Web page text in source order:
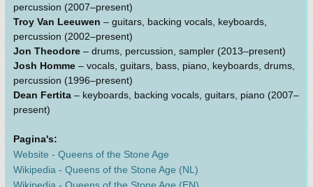
percussion (2007–present)
Troy Van Leeuwen – guitars, backing vocals, keyboards,
percussion (2002–present)
Jon Theodore – drums, percussion, sampler (2013–present)
Josh Homme – vocals, guitars, bass, piano, keyboards, drums,
percussion (1996–present)
Dean Fertita – keyboards, backing vocals, guitars, piano (2007–
present)
Pagina's:
Website - Queens of the Stone Age
Wikipedia - Queens of the Stone Age (NL)
Wikipedia - Queens of the Stone Age (EN)